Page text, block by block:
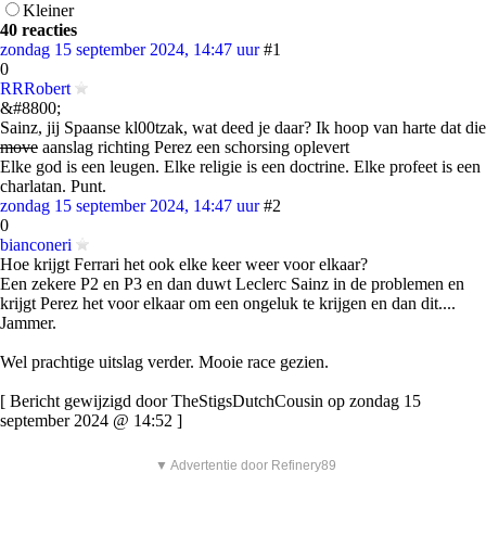
Kleiner
40 reacties
zondag 15 september 2024, 14:47 uur #1
0
RRRobert
&#8800;
Sainz, jij Spaanse kl00tzak, wat deed je daar? Ik hoop van harte dat die
move aanslag richting Perez een schorsing oplevert
Elke god is een leugen. Elke religie is een doctrine. Elke profeet is een
charlatan. Punt.
zondag 15 september 2024, 14:47 uur #2
0
bianconeri
Hoe krijgt Ferrari het ook elke keer weer voor elkaar?
Een zekere P2 en P3 en dan duwt Leclerc Sainz in de problemen en
krijgt Perez het voor elkaar om een ongeluk te krijgen en dan dit....
Jammer.
Wel prachtige uitslag verder. Mooie race gezien.
[ Bericht gewijzigd door TheStigsDutchCousin op zondag 15
september 2024 @ 14:52 ]
▼ Advertentie door Refinery89